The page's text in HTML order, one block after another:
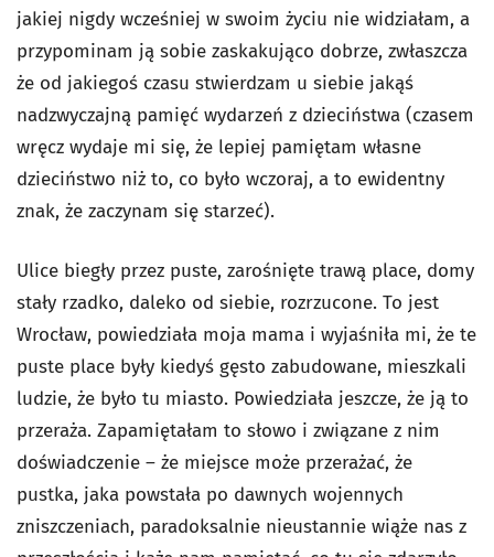
jakiej nigdy wcześniej w swoim życiu nie widziałam, a
przypominam ją sobie zaskakująco dobrze, zwłaszcza
że od jakiegoś czasu stwierdzam u siebie jakąś
nadzwyczajną pamięć wydarzeń z dzieciństwa (czasem
wręcz wydaje mi się, że lepiej pamiętam własne
dzieciństwo niż to, co było wczoraj, a to ewidentny
znak, że zaczynam się starzeć).
Ulice biegły przez puste, zarośnięte trawą place, domy
stały rzadko, daleko od siebie, rozrzucone. To jest
Wrocław, powiedziała moja mama i wyjaśniła mi, że te
puste place były kiedyś gęsto zabudowane, mieszkali
ludzie, że było tu miasto. Powiedziała jeszcze, że ją to
przeraża. Zapamiętałam to słowo i związane z nim
doświadczenie – że miejsce może przerażać, że
pustka, jaka powstała po dawnych wojennych
zniszczeniach, paradoksalnie nieustannie wiąże nas z